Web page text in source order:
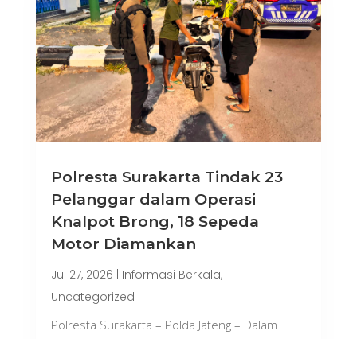
Polresta Surakarta Tindak 23
Pelanggar dalam Operasi
Knalpot Brong, 18 Sepeda
Motor Diamankan
Jul 27, 2026 | Informasi Berkala,
Uncategorized
Polresta Surakarta – Polda Jateng – Dalam